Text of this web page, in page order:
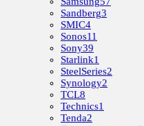
Sandberg3
SMIC4
Sonos11
Sony39
Starlink1
SteelSeries2
Synology2
TCL8
Technics1
Tenda2